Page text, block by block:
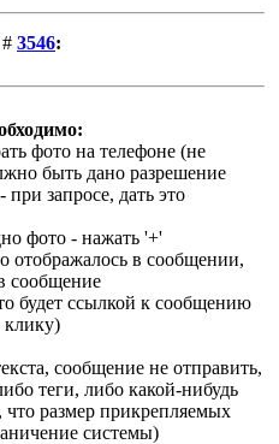
3546:
фото на телефоне (не
быть дано разрешение
при запросе, дать это
фото - нажать '+'
отображалось в сообщении,
сообщение
будет ссылкой к сообщению
клику)
сообщение не отправить,
теги, либо какой-нибудь
размер прикрепляемых
системы)